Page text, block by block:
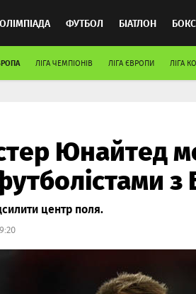
ОЛІМПІАДА ФУТБОЛ БІАТЛОН БОКС
ММА АВТОСПОРТ
ЛІГА ЧЕМПІОНІВ ЛІГА ЄВРОПИ ЛІГА
Юнайтед
з
центр поля.